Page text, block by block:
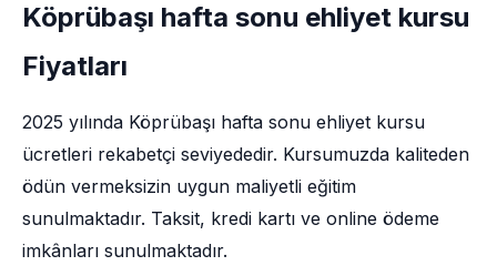
Köprübaşı hafta sonu ehliyet kursu
Fiyatları
2025 yılında Köprübaşı hafta sonu ehliyet kursu
ücretleri rekabetçi seviyededir. Kursumuzda kaliteden
ödün vermeksizin uygun maliyetli eğitim
sunulmaktadır. Taksit, kredi kartı ve online ödeme
imkânları sunulmaktadır.